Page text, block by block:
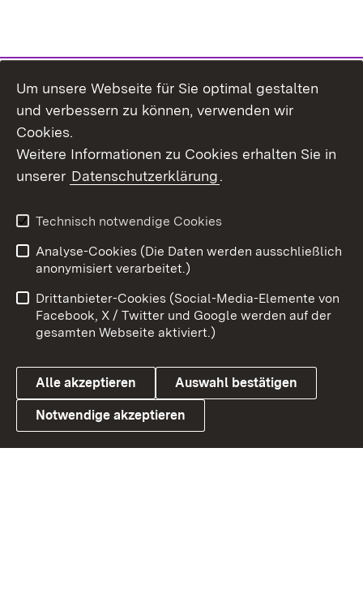
Link zum Landesportal
Benutzungshinweise
Barrierefreiheit
Datenschutz
Cookies
Um unsere Webseite für Sie optimal gestalten
und verbessern zu können, verwenden wir
Cookies.
Weitere Informationen zu Cookies erhalten Sie in
unserer Datenschutzerklärung.
Technisch notwendige Cookies
Analyse-Cookies (Die Daten werden ausschließlich
anonymisiert verarbeitet.)
Drittanbieter-Cookies (Social-Media-Elemente von
Facebook, X / Twitter und Google werden auf der
gesamten Webseite aktiviert.)
Alle akzeptieren Auswahl bestätigen
Notwendige akzeptieren